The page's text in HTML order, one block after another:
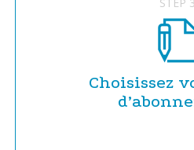
Choisissez